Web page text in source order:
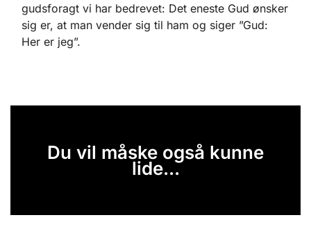
gudsforagt vi har bedrevet: Det eneste Gud ønsker
sig er, at man vender sig til ham og siger ”Gud:
Her er jeg”.
Du vil måske også kunne
lide...